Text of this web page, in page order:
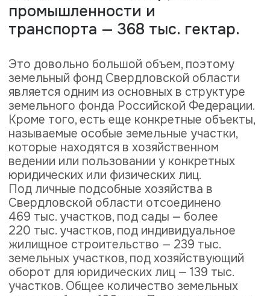
220 тыс. участков, под индивидуальное
жилищное строительство — 239 тыс.
земельных участков, под хозяйствующий
участков 1 млн. 100 тыс. При этом есть еще
и неучтенные земельные участки, под сады,
огороды и пастбища, которые мы не
успеваем до конца оформлять.Земля — это
товар ограниченный, больше не
производится. Здание на нем можно
снести-перенести, но никакие перемены не
сдвинут с места сам участок. Земля не
имеет так называемого износа, то есть
потребительские качества земли с
течением времени не ухудшаются.
Особенно это касается земельных
участков, относящихся к категории земель
поселений. Участок, на котором построен
дом, и через 20 лет, и через 50 лет будет
все тем же участком. Что касается других
категорий, то например, с годами может
несколько измениться состояние почвы и
физическая годность земель
сельскохозяйственного назначения.Под
оценкой земли понимается определение
рыночной стоимости земельного участка,
или рыночной стоимости права аренды
земельного участка.